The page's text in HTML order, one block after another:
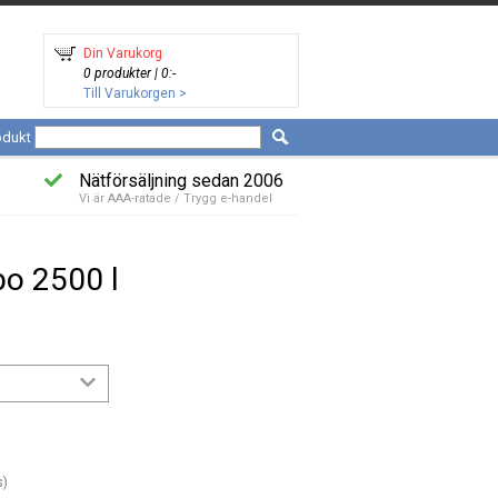
Din Varukorg
0 produkter | 0:-
Till Varukorgen >
Nätförsäljning sedan 2006
Vi är AAA-ratade / Trygg e-handel
2500 l